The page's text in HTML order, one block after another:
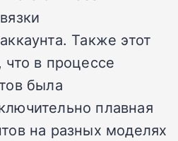
Также этот
в процессе
была
плавная
на разных моделях